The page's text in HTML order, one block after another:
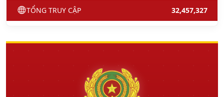
TỔNG TRUY CẬP 32,457,327